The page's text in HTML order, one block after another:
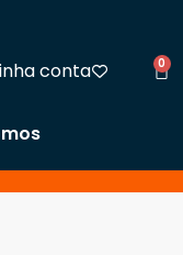
conta 0